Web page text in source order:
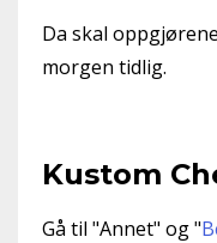
Da skal
morgen tidlig.
Kustom
Gå til "Annet" og "